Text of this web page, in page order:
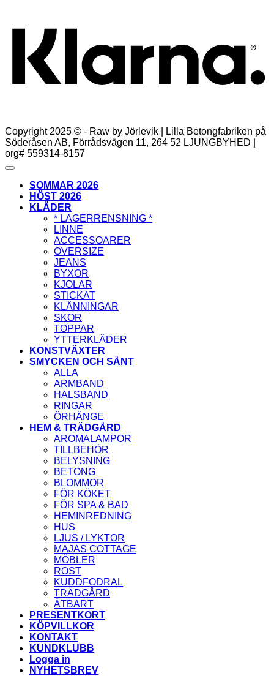
Copyright 2025 © - Raw by Jörlevik | Lilla Betongfabriken på
Söderåsen AB, Förrådsvägen 11, 264 52 LJUNGBYHED |
org# 559314-8157
SOMMAR 2026
HÖST 2026
KLÄDER
* LAGERRENSNING *
LINNE
ACCESSOARER
OVERSIZE
JEANS
BYXOR
KJOLAR
STICKAT
KLÄNNINGAR
SKOR
TOPPAR
YTTERKLÄDER
KONSTVÄXTER
SMYCKEN OCH SÅNT
ALLA
ARMBAND
HALSBAND
RINGAR
ÖRHÄNGE
HEM & TRÄDGÅRD
AROMALAMPOR
TILLBEHÖR
BELYSNING
BETONG
BLOMMOR
FÖR KÖKET
FÖR SPA & BAD
HEMINREDNING
HUS
LJUS / LYKTOR
MAJAS COTTAGE
MÖBLER
ROST
KUDDFODRAL
TRÄDGÅRD
ÄTBART
PRESENTKORT
KÖPVILLKOR
KONTAKT
KUNDKLUBB
Logga in
NYHETSBREV